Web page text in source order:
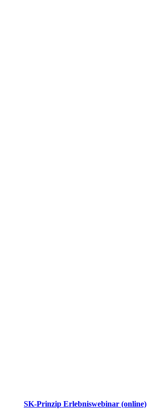
SK-Prinzip Erlebniswebinar (online)